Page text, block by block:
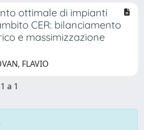
ottimale di impianti
CER: bilanciamento
e massimizzazione
FLAVIO
a 1